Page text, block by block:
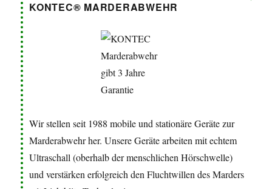
Marderabwehr her. Unsere Geräte arbeiten mit echtem
und verstärken erfolgreich den Fluchtwillen des Marders
mit Lichtblitz-Technologie.
Marderabwehr
Produkte
SHOP